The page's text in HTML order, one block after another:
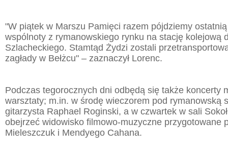
"W piątek w Marszu Pamięci razem pójdziemy
wspólnoty z rymanowskiego rynku na stację kolejową
Szlacheckiego. Stamtąd Żydzi zostali
zagłady w Bełżcu" – zaznaczył Lorenc.
Podczas tegorocznych dni odbędą się także koncerty
warsztaty; m.in. w środę wieczorem pod rymanowską
gitarzysta Raphael Roginski, a w czwartek w sali
obejrzeć widowisko filmowo-muzyczne przygotowane
Mieleszczuk i Mendyego Cahana.